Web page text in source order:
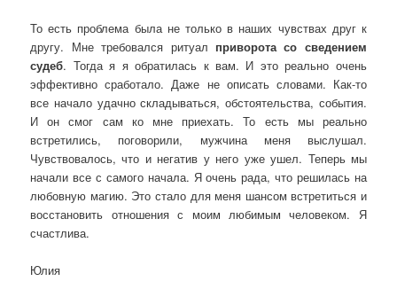
То есть проблема была не только в наших чувствах друг к
другу. Мне требовался ритуал приворота со сведением
судеб. Тогда я я обратилась к вам. И это реально очень
эффективно сработало. Даже не описать словами. Как-то
все начало удачно складываться, обстоятельства, события.
И он смог сам ко мне приехать. То есть мы реально
встретились, поговорили, мужчина меня выслушал.
Чувствовалось, что и негатив у него уже ушел. Теперь мы
начали все с самого начала. Я очень рада, что решилась на
любовную магию. Это стало для меня шансом встретиться и
восстановить отношения с моим любимым человеком. Я
счастлива.
Юлия